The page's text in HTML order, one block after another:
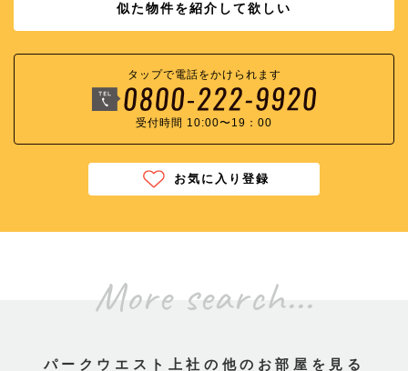
似た物件を紹介して欲しい
お気に入り登録
タップで電話をかけられます
受付時間 10:00〜19：00
More search...
パークウエスト上社の他のお部屋を見る